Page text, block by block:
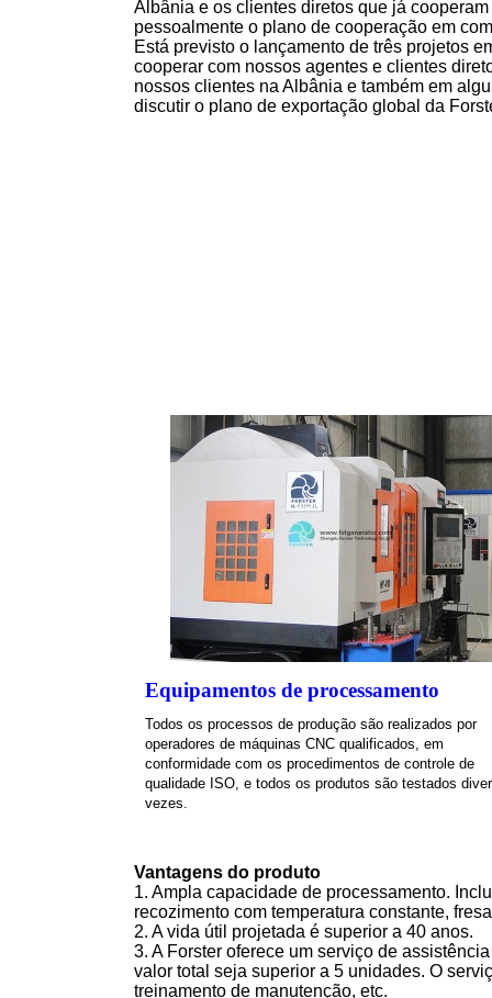
Albânia e os clientes diretos que já
pessoalmente o plano de cooperação em
Está previsto o lançamento de três projetos
cooperar com nossos agentes e clientes
nossos clientes na Albânia e também em
discutir o plano de exportação global da
Equipamentos de processamento
Todos os processos de produção são realizados por
operadores de máquinas CNC qualificados, em
conformidade com os procedimentos de controle de
qualidade ISO, e todos os produtos são testados
vezes.
Vantagens do produto
1. Ampla capacidade de processamento.
recozimento com temperatura constante,
2. A vida útil projetada é superior a 40 anos.
3. A Forster oferece um serviço de
valor total seja superior a 5 unidades. O
treinamento de manutenção, etc.